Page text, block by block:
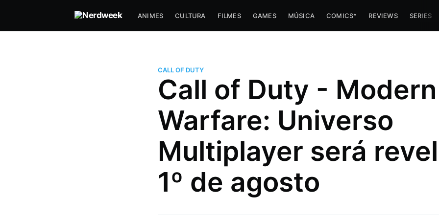
ANIMES CULTURA FILMES GAMES MÚSICA COMICS* REVIEWS SERIES
CALL OF DUTY
Call of Duty - Modern
Warfare: Universo
Multiplayer será
1º de agosto
Formado em Jogos Digitais, mas minha
maior paixão está sendo escrever sobre a
indústria de jogos e toda a indústria de e-
sports que está crescendo a todo vapor
no país. Nerd e Geek por natureza!